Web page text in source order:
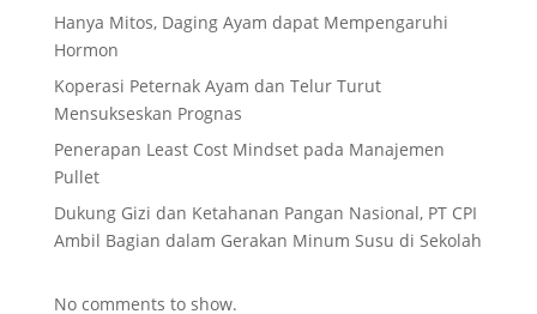
Hanya Mitos, Daging Ayam dapat Mempengaruhi
Hormon
Koperasi Peternak Ayam dan Telur Turut
Mensukseskan Prognas
Penerapan Least Cost Mindset pada Manajemen
Pullet
Dukung Gizi dan Ketahanan Pangan Nasional, PT CPI
Ambil Bagian dalam Gerakan Minum Susu di Sekolah
No comments to show.